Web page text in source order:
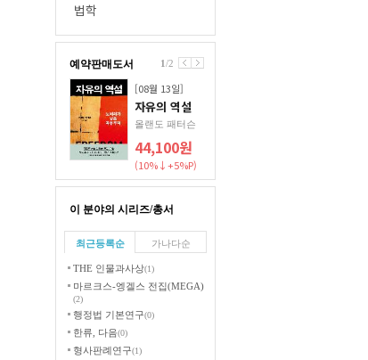
법학
1/2
예약판매도서
[08월 13일]
자유의 역설
올랜도 패터슨
44,100원
(10%↓+5%P)
이 분야의 시리즈/총서
최근등록순 가나다순
THE 인물과사상(1)
마르크스-엥겔스 전집(MEGA)
(2)
행정법 기본연구(0)
한류, 다음(0)
형사판례연구(1)